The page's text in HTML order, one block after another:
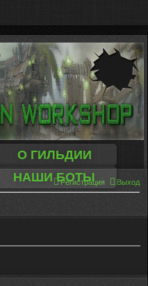
О ГИЛЬДИИ
НАШИ БОТЫ
Выход
Регистрация